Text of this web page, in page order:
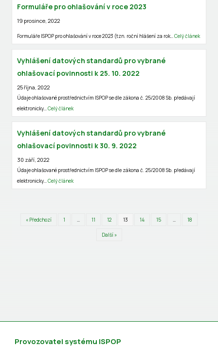
Formuláře pro ohlašování v roce 2023
19 prosince, 2022
Formuláře ISPOP pro ohlašování v roce 2023 (tzn. roční hlášení za rok…Celý článek
Vyhlášení datových standardů pro vybrané
ohlašovací povinnosti k 25. 10. 2022
25 října, 2022
Údaje ohlašované prostřednictvím ISPOP se dle zákona č. 25/2008 Sb. předávají
elektronicky…Celý článek
Vyhlášení datových standardů pro vybrané
ohlašovací povinnosti k 30. 9. 2022
30 září, 2022
Údaje ohlašované prostřednictvím ISPOP se dle zákona č. 25/2008 Sb. předávají
elektronicky…Celý článek
« Předchozí 1 … 11 12 13 14 15 … 18
Další »
Provozovatel systému ISPOP